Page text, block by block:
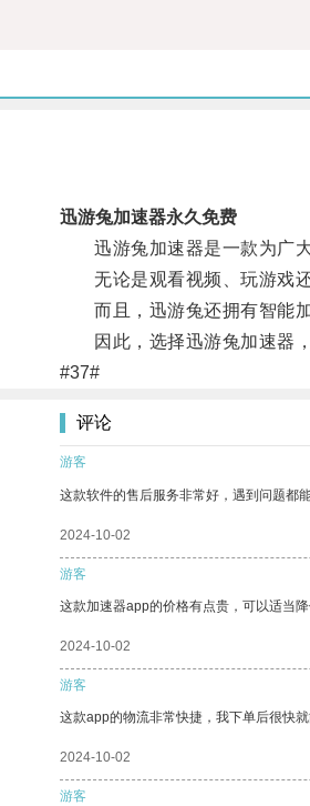
迅游兔加速器永久免费
迅游兔加速器是一款为广大
无论是观看视频、玩游戏还
而且，迅游兔还拥有智能加
因此，选择迅游兔加速器，
#37#
评论
游客
这款软件的售后服务非常好，遇到问题都
2024-10-02
游客
这款加速器app的价格有点贵，可以适当降
2024-10-02
游客
这款app的物流非常快捷，我下单后很快就
2024-10-02
游客